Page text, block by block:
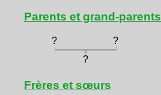
Parents et grand-parents
? ?
?
Frères et sœurs